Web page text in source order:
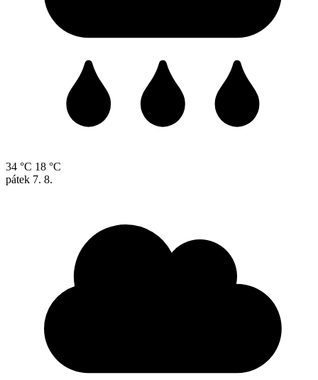
34 °C 18 °C
pátek 7. 8.